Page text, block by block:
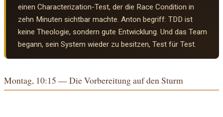
einen Characterization-Test, der die Race Condition in
zehn Minuten sichtbar machte. Anton begriff: TDD ist
keine Theologie, sondern gute Entwicklung. Und das Team
begann, sein System wieder zu besitzen, Test für Test.
Montag, 10:15 — Die Vorbereitung auf den Sturm